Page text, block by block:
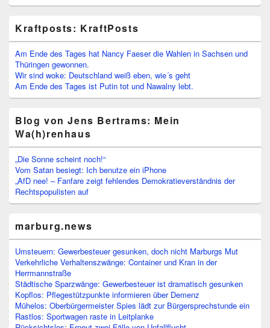
Kraftposts: KraftPosts
Am Ende des Tages hat Nancy Faeser die Wahlen in Sachsen und
Thüringen gewonnen.
Wir sind woke: Deutschland weiß eben, wie´s geht
Am Ende des Tages ist Putin tot und Nawalny lebt.
Blog von Jens Bertrams: Mein
Wa(h)renhaus
„Die Sonne scheint noch!“
Vom Satan besiegt: Ich benutze ein iPhone
„AfD nee! – Fanfare zeigt fehlendes Demokratieverständnis der
Rechtspopulisten auf
marburg.news
Umsteuern: Gewerbesteuer gesunken, doch nicht Marburgs Mut
Verkehrliche Verhaltenszwänge: Container und Kran in der
Herrmannstraße
Städtische Sparzwänge: Gewerbesteuer ist dramatisch gesunken
Kopflos: Pflegestützpunkte informieren über Demenz
Mühelos: Oberbürgermeister Spies lädt zur Bürgersprechstunde ein
Rastlos: Sportwagen raste in Leitplanke